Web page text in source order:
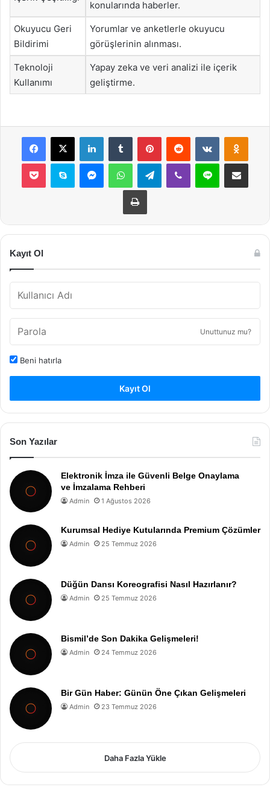
konularında haberler.
Okuyucu Geri
Bildirimi
Yorumlar ve anketlerle okuyucu
görüşlerinin alınması.
Teknoloji
Kullanımı
Yapay zeka ve veri analizi ile içerik
geliştirme.
Facebook
X LinkedInTumblr PinterestReddit VKontakte
Pocket Skype MessengerWhatsAppTelegramViber Line E-Posta ile
Yazdır
Kayıt Ol
Unuttunuz mu?
Beni hatırla
Kayıt Ol
Son Yazılar
Elektronik İmza ile Güvenli Belge Onaylama
ve İmzalama Rehberi
Admin 1 Ağustos 2026
Kurumsal Hediye Kutularında Premium Çözümler
Admin 25 Temmuz 2026
Düğün Dansı Koreografisi Nasıl Hazırlanır?
Admin 25 Temmuz 2026
Bismil’de Son Dakika Gelişmeleri!
Admin 24 Temmuz 2026
Bir Gün Haber: Günün Öne Çıkan Gelişmeleri
Admin 23 Temmuz 2026
Daha Fazla Yükle